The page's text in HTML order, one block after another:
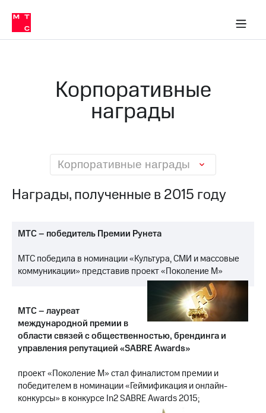
Медиа-центр
и акционерам
Устойчивое развитие
Комплаенс и деловая этика
компании
Карьера
в МТС
региона
информация
Пресс-
релизы
Достижения
Интервью
отчетность
Контакты
в МТС
Корпоративные
награды
Корпоративные награды
Награды, полученные в 2015 году
МТС – победитель Премии Рунета
МТС победила в номинации «Культура, СМИ и массовые
коммуникации» представив проект «Поколение М»
МТС – лауреат
международной премии в
области связей с общественностью, брендинга и
управления репутацией «SABRE Awards»
проект «Поколение М» стал финалистом премии и
победителем в номинации «Геймификация и онлайн-
конкурсы» в конкурсе In2 SABRE Awards 2015;